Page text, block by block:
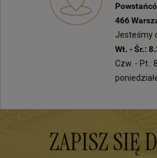
466
Jesteśmy
Wt. - Śr.:
Czw. - Pt.:
ZAPISZ SIĘ